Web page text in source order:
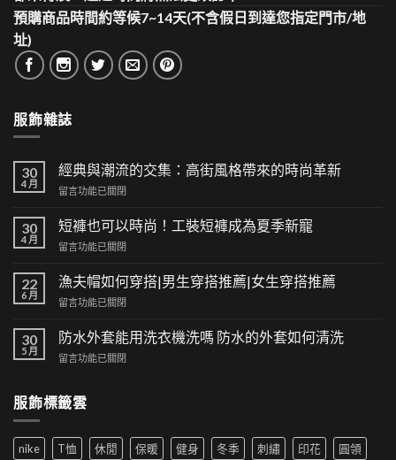
預購商品時間約等候7~14天(不含假日到達您指定門市/地
址)
服飾雜誌
30
4 月
經典與潮流的交集：高街風格帶來的時尚革新
在
典
與
潮
的
交
集：
街
風
來
尚
留言功能已關閉
30
4 月
短褲也可以時尚！工裝短褲成為夏季新寵
在
褲
也
可
時
尚！
工
短
褲
為
夏
留言功能已關閉
22
6 月
漁夫帽如何穿搭|男生穿搭推薦|女生穿搭推薦
在
夫
帽
如
搭|
生
穿
留言功能已關閉
30
5 月
防水外套能用洗衣機洗嗎 防水的外套如何清洗
在
外
用
留言功能已關閉
服飾標籤雲
nike T恤 休閒 保暖 健身 冬季 刺繡 印花
圓領